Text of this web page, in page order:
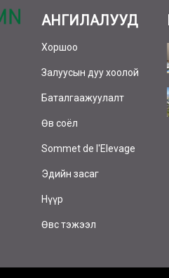
АНГИЛАЛУУД
Хоршоо
Залуусын дуу хоолой
Баталгаажуулалт
Өв соёл
Sommet de l'Elevage
Эдийн засаг
Нүүр
Өвс тэжээл